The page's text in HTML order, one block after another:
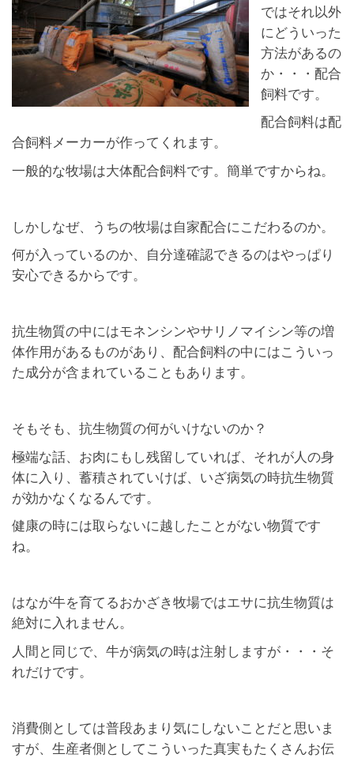
ではそれ以外
にどういった
方法があるの
か・・・配合
飼料です。
配合飼料は配
合飼料メーカーが作ってくれます。
一般的な牧場は大体配合飼料です。簡単ですからね。
しかしなぜ、うちの牧場は自家配合にこだわるのか。
何が入っているのか、自分達確認できるのはやっぱり
安心できるからです。
抗生物質の中にはモネンシンやサリノマイシン等の増
体作用があるものがあり、配合飼料の中にはこういっ
た成分が含まれていることもあります。
そもそも、抗生物質の何がいけないのか？
極端な話、お肉にもし残留していれば、それが人の身
体に入り、蓄積されていけば、いざ病気の時抗生物質
が効かなくなるんです。
健康の時には取らないに越したことがない物質です
ね。
はなが牛を育てるおかざき牧場ではエサに抗生物質は
絶対に入れません。
人間と同じで、牛が病気の時は注射しますが・・・そ
れだけです。
消費側としては普段あまり気にしないことだと思いま
すが、生産者側としてこういった真実もたくさんお伝